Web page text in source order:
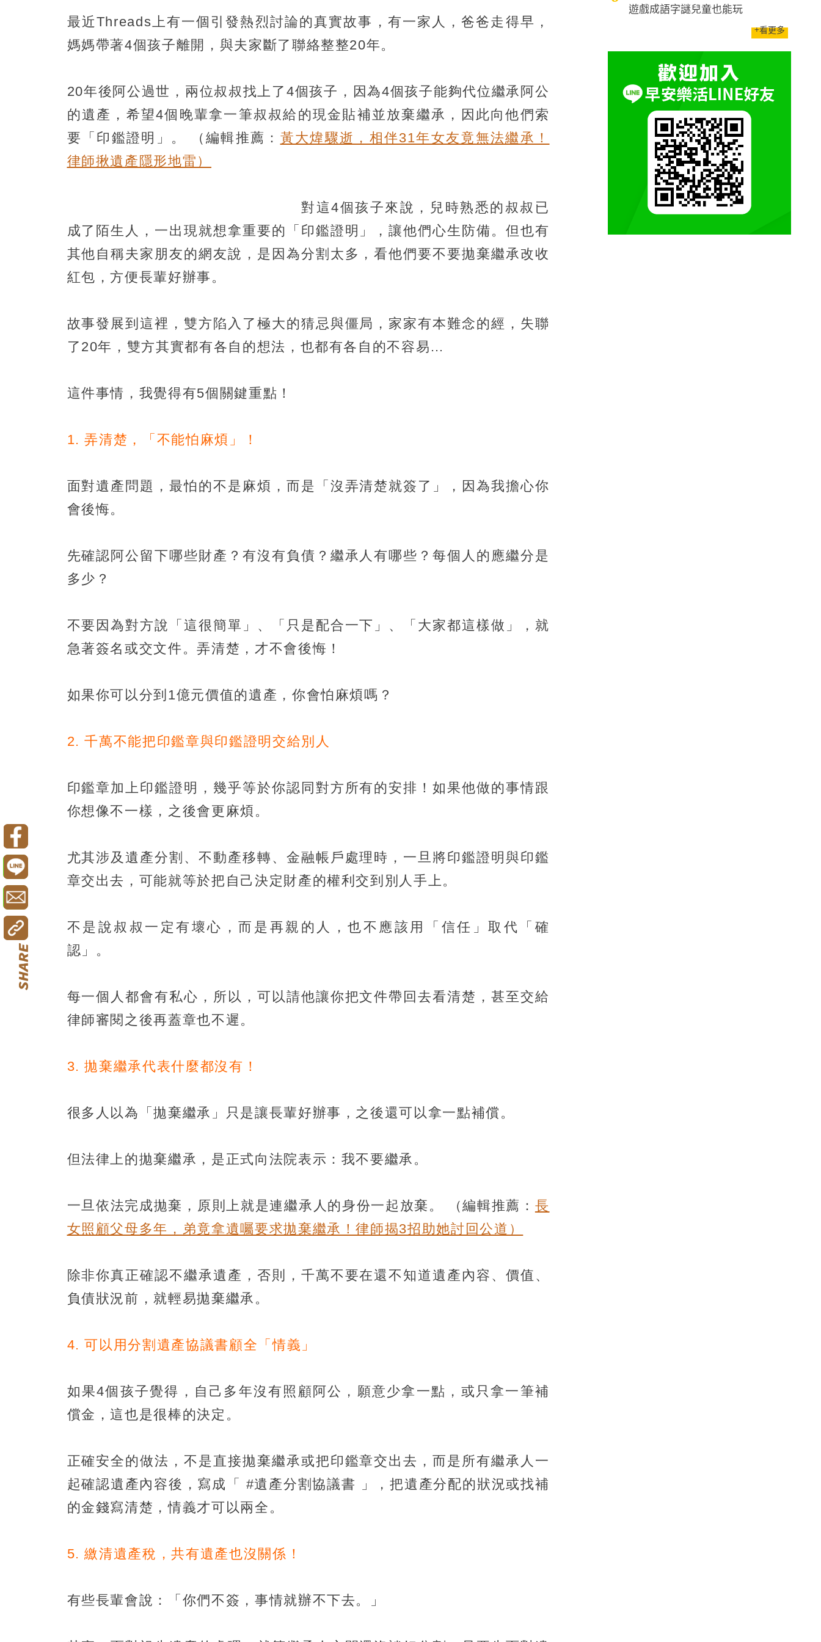
最近Threads上有一個引發熱烈討論的真實故事，有一家人，爸爸走得早，
媽媽帶著4個孩子離開，與夫家斷了聯絡整整20年。
20年後阿公過世，兩位叔叔找上了4個孩子，因為4個孩子能夠代位繼承阿公
的遺產，希望4個晚輩拿一筆叔叔給的現金貼補並放棄繼承，因此向他們索
要「印鑑證明」。
（編輯推薦： 黃大煒驟逝，相伴31年女友竟無法繼承！
律師揪遺產隱形地雷）
對這4個孩子來說，兒時熟悉的叔叔已
成了陌生人，一出現就想拿重要的「印鑑證明」，讓他們心生防備。但也有
其他自稱夫家朋友的網友說，是因為分割太多，看他們要不要拋棄繼承改收
紅包，方便長輩好辦事。
故事發展到這裡，雙方陷入了極大的猜忌與僵局，家家有本難念的經，失聯
了20年，雙方其實都有各自的想法，也都有各自的不容易…
這件事情，我覺得有5個關鍵重點！
1. 弄清楚，「不能怕麻煩」！
面對遺產問題，最怕的不是麻煩，而是「沒弄清楚就簽了」，因為我擔心你
會後悔。
先確認阿公留下哪些財產？有沒有負債？繼承人有哪些？每個人的應繼分是
多少？
不要因為對方說「這很簡單」、「只是配合一下」、「大家都這樣做」，就
急著簽名或交文件。弄清楚，才不會後悔！
如果你可以分到1億元價值的遺產，你會怕麻煩嗎？
2. 千萬不能把印鑑章與印鑑證明交給別人
印鑑章加上印鑑證明，幾乎等於你認同對方所有的安排！如果他做的事情跟
你想像不一樣，之後會更麻煩。
尤其涉及遺產分割、不動產移轉、金融帳戶處理時，一旦將印鑑證明與印鑑
章交出去，可能就等於把自己決定財產的權利交到別人手上。
不是說叔叔一定有壞心，而是再親的人，也不應該用「信任」取代「確
認」。
每一個人都會有私心，所以，可以請他讓你把文件帶回去看清楚，甚至交給
律師審閱之後再蓋章也不遲。
3. 拋棄繼承代表什麼都沒有！
很多人以為「拋棄繼承」只是讓長輩好辦事，之後還可以拿一點補償。
但法律上的拋棄繼承，是正式向法院表示：我不要繼承。
一旦依法完成拋棄，原則上就是連繼承人的身份一起放棄。 （編輯推薦： 長
女照顧父母多年，弟竟拿遺囑要求拋棄繼承！律師揭3招助她討回公道）
除非你真正確認不繼承遺產，否則，千萬不要在還不知道遺產內容、價值、
負債狀況前，就輕易拋棄繼承。
4. 可以用分割遺產協議書顧全「情義」
如果4個孩子覺得，自己多年沒有照顧阿公，願意少拿一點，或只拿一筆補
償金，這也是很棒的決定。
正確安全的做法，不是直接拋棄繼承或把印鑑章交出去，而是所有繼承人一
起確認遺產內容後，寫成「 #遺產分割協議書 」，把遺產分配的狀況或找補
的金錢寫清楚，情義才可以兩全。
5. 繳清遺產稅，共有遺產也沒關係！
有些長輩會說：「你們不簽，事情就辦不下去。」
遊戲成語字謎兒童也能玩
+看更多